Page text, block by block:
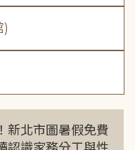
)
新北市圖暑假免費